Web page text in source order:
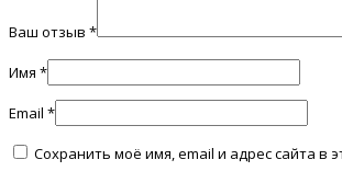
Ваш отзыв *
Имя *
Email *
Сохранить моё имя, email и адрес сайта в